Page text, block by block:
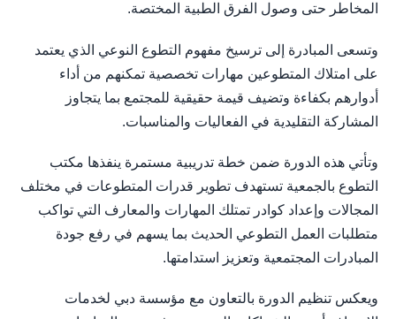
المخاطر حتى وصول الفرق الطبية المختصة.
وتسعى المبادرة إلى ترسيخ مفهوم التطوع النوعي الذي يعتمد
على امتلاك المتطوعين مهارات تخصصية تمكنهم من أداء
أدوارهم بكفاءة وتضيف قيمة حقيقية للمجتمع بما يتجاوز
المشاركة التقليدية في الفعاليات والمناسبات.
وتأتي هذه الدورة ضمن خطة تدريبية مستمرة ينفذها مكتب
التطوع بالجمعية تستهدف تطوير قدرات المتطوعات في مختلف
المجالات وإعداد كوادر تمتلك المهارات والمعارف التي تواكب
متطلبات العمل التطوعي الحديث بما يسهم في رفع جودة
المبادرات المجتمعية وتعزيز استدامتها.
ويعكس تنظيم الدورة بالتعاون مع مؤسسة دبي لخدمات